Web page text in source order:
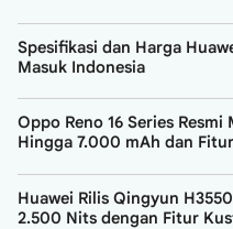
Spesifikasi dan Harga
Masuk Indonesia
Oppo Reno 16 Series
Hingga 7.000 mAh dan
Huawei Rilis Qingyun
2.500 Nits dengan Fitur